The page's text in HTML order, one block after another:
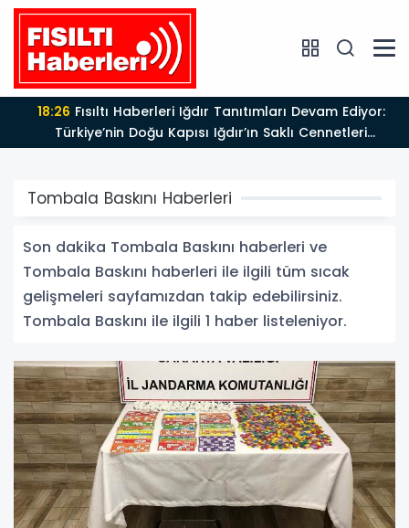
18:26Fısıltı Haberleri Iğdır Tanıtımları Devam Ediyor:
Türkiye’nin Doğu Kapısı Iğdır’ın Saklı Cennetleri
Keşfedilmeyi Bekliyor
Tombala Baskını Haberleri
Son dakika Tombala Baskını haberleri ve
Tombala Baskını haberleri ile ilgili tüm sıcak
gelişmeleri sayfamızdan takip edebilirsiniz.
Tombala Baskını ile ilgili 1 haber listeleniyor.